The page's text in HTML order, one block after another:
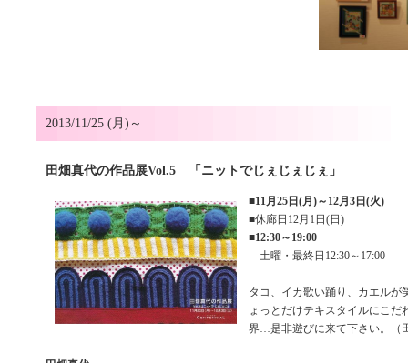
2013/11/25 (月)～
田畑真代の作品展Vol.5 「ニットでじぇじぇじぇ」
■11月25日(月)～12月3日(火)
■休廊日12月1日(日)
■12:30～19:00
土曜・最終日12:30～17:00
タコ、イカ歌い踊り、カエルが
ょっとだけテキスタイルにこだ
界…是非遊びに来て下さい。（